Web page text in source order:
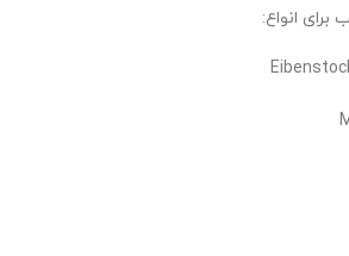
انواع: